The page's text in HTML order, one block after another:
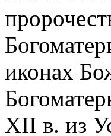
иконах
XII в. из